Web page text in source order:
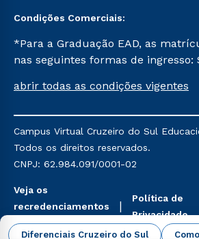
Diferenciais Cruzeiro do Sul
Condições Comerciais:
*Para a Graduação EAD, as
nas seguintes formas de ingresso:
Já para as demais, a taxa de
mencionadas são referentes aos
Religioso, Geografia para a
do Ensino de História: Questões
abrir todas as condições vigentes
Campus Virtual Cruzeiro do Sul
Todos os direitos reservados.
CNPJ: 62.984.091/0001-02
Veja os
recredenciamentos
aqui
Política de
Privacidade